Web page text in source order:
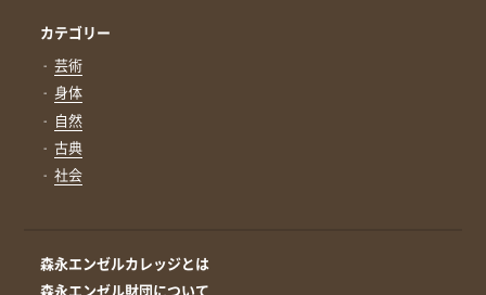
カテゴリー
芸術
身体
自然
古典
社会
森永エンゼルカレッジとは
森永エンゼル財団について